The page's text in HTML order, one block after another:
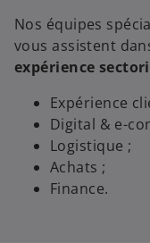
Nos équipes
vous assistent
expérience
Expérience
Digital & e-
Logistique ;
Achats ;
Finance.